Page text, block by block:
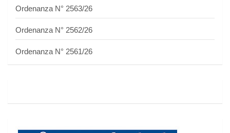
Ordenanza N° 2563/26
Ordenanza N° 2562/26
Ordenanza N° 2561/26